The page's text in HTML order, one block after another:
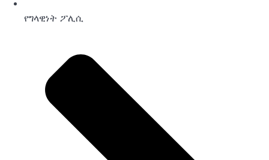
የግላዊነት ፖሊሲ